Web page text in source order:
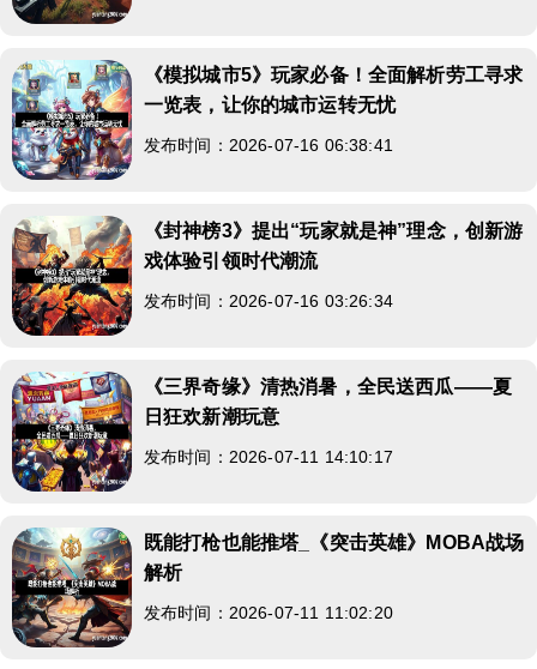
《模拟城市5》玩家必备！全面解析劳工寻求
一览表，让你的城市运转无忧
发布时间：2026-07-16 06:38:41
《封神榜3》提出“玩家就是神”理念，创新游
戏体验引领时代潮流
发布时间：2026-07-16 03:26:34
《三界奇缘》清热消暑，全民送西瓜——夏
日狂欢新潮玩意
发布时间：2026-07-11 14:10:17
既能打枪也能推塔_《突击英雄》MOBA战场
解析
发布时间：2026-07-11 11:02:20